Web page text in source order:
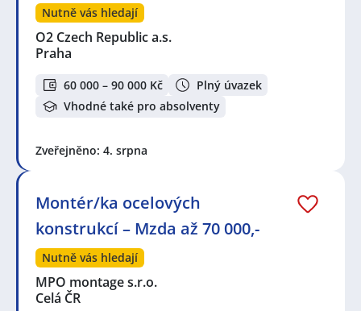
Nutně vás hledají
O2 Czech Republic a.s.
Praha
60 000 – 90 000 Kč
Plný úvazek
Vhodné také pro absolventy
Zveřejněno: 4. srpna
Montér/ka ocelových
konstrukcí – Mzda až 70 000,-
Nutně vás hledají
MPO montage s.r.o.
Celá ČR